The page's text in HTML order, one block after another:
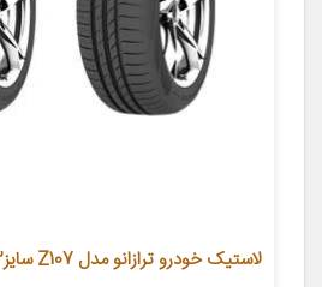
لاستیک خودرو ترازانو مدل Z107 سایز175/70/13-دو حلقه